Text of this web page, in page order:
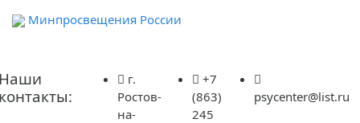
Минпросвещения России
г.
Ростов-
на-
+7
(863)
245
psycenter@list.ru